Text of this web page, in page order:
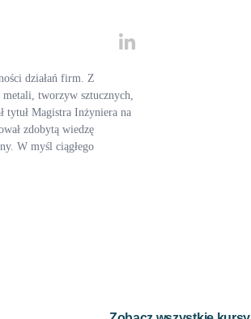
działań firm. Z
tworzyw sztucznych,
tytuł Magistra Inżyniera na
zdobytą wiedzę
W myśl ciągłego